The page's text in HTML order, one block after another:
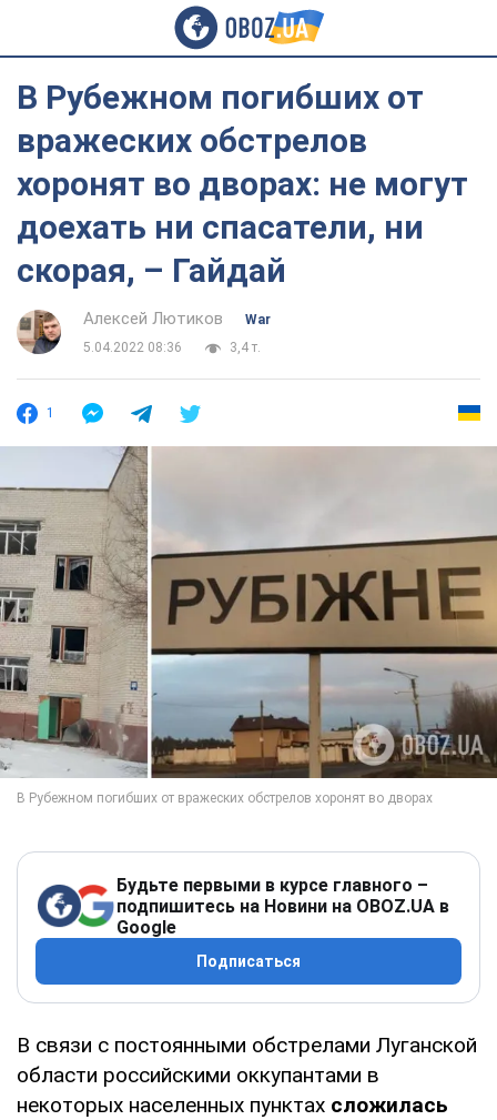
В Рубежном погибших от
вражеских обстрелов
хоронят во дворах: не могут
доехать ни спасатели, ни
скорая, – Гайдай
Алексей Лютиков
War
5.04.2022 08:36
3,4 т.
1
Будьте первыми в курсе главного –
подпишитесь на Новини на OBOZ.UA в
Google
Подписаться
В связи с постоянными обстрелами Луганской
области российскими оккупантами в
некоторых населенных пунктах сложилась